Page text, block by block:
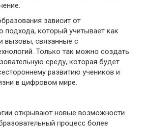
зависит от
подхода, который учитывает как
вызовы, связанные с
Только так можно создать
среду, которая будет
развитию учеников и
в цифровом мире.
открывают новые возможности
процесс более